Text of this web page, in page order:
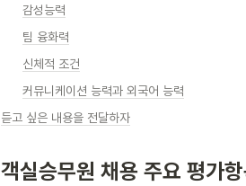
감성능력
팀 융화력
신체적 조건
커뮤니케이션 능력과 외국어 능력
듣고 싶은 내용을 전달하자
객실승무원 채용 주요 평가